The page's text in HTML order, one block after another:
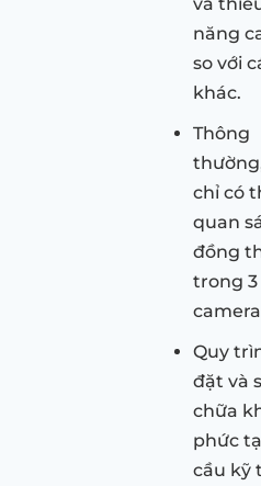
năng
so với
khác.
Thông
chỉ có
quan
đồng
trong
Quy
đặt và
chữa
phức
cầu kỹ